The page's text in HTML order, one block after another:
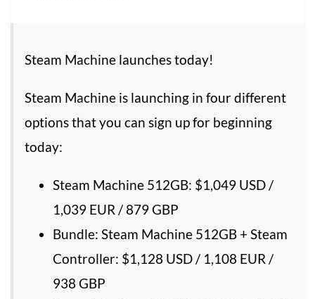
Steam Machine launches today!
Steam Machine is launching in four different
options that you can sign up for beginning
today:
Steam Machine 512GB: $1,049 USD /
1,039 EUR / 879 GBP
Bundle: Steam Machine 512GB + Steam
Controller: $1,128 USD / 1,108 EUR /
938 GBP